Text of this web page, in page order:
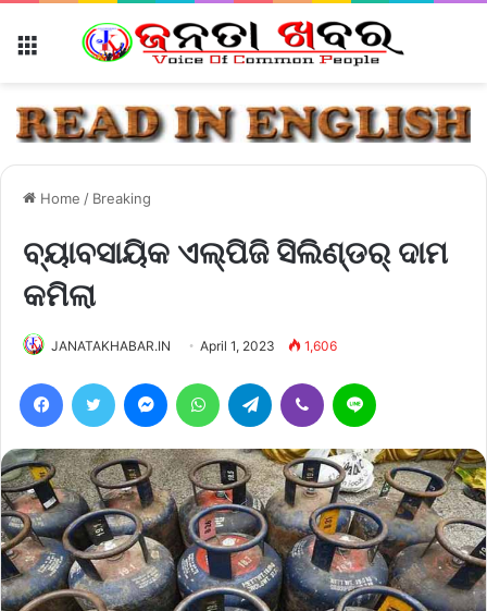
Home / Breaking
ବ୍ୟାବସାୟିକ ଏଲ୍‌ପିଜି ସିଲିଣ୍ଡର୍‌ ଦାମ
କମିଲା
JANATAKHABAR.IN April 1, 2023 1,606
FacebookTwitter MessengerWhatsAppTelegram Viber